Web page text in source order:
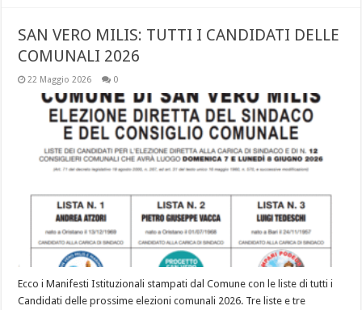
SAN VERO MILIS: TUTTI I CANDIDATI DELLE
COMUNALI 2026
22 Maggio 2026 0
Ecco i Manifesti Istituzionali stampati dal Comune con le liste di tutti i
Candidati delle prossime elezioni comunali 2026. Tre liste e tre